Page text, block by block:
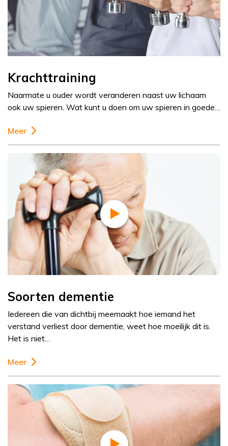
Krachttraining
Naarmate u ouder wordt veranderen naast uw lichaam
ook uw spieren. Wat kunt u doen om uw spieren in goede…
Meer
Soorten dementie
Iedereen die van dichtbij meemaakt hoe iemand het
verstand verliest door dementie, weet hoe moeilijk dit is.
Het is niet…
Meer